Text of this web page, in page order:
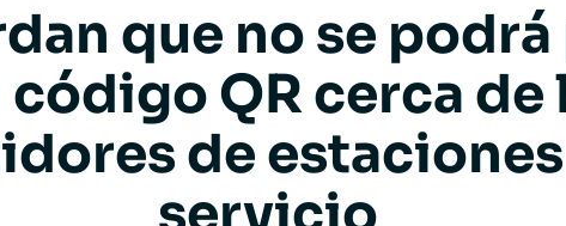
que no se
QR cerca de
de